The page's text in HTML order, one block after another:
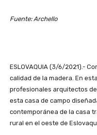
Fuente: Archello
ESLOVAQUIA (3/6/2021).-
calidad de la madera. En
profesionales arquitectos de
esta casa de campo
contemporánea de la casa
rural en el oeste de